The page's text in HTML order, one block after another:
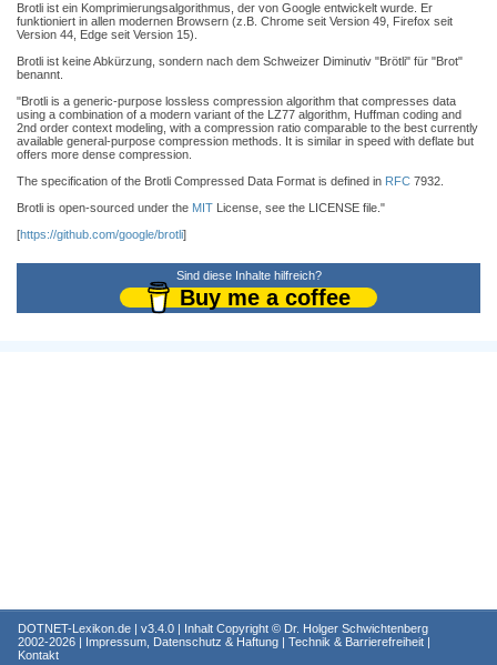
Brotli ist ein Komprimierungsalgorithmus, der von Google entwickelt wurde. Er
funktioniert in allen modernen Browsern (z.B. Chrome seit Version 49, Firefox seit
Version 44, Edge seit Version 15).
Brotli ist keine Abkürzung, sondern nach dem Schweizer Diminutiv "Brötli" für "Brot"
benannt.
"Brotli is a generic-purpose lossless compression algorithm that compresses data
using a combination of a modern variant of the LZ77 algorithm, Huffman coding and
2nd order context modeling, with a compression ratio comparable to the best currently
available general-purpose compression methods. It is similar in speed with deflate but
offers more dense compression.
The specification of the Brotli Compressed Data Format is defined in RFC 7932.
Brotli is open-sourced under the MIT License, see the LICENSE file."
[https://github.com/google/brotli]
Sind diese Inhalte hilfreich?
Buy me a coffee
DOTNET-Lexikon.de | v3.4.0 | Inhalt Copyright © Dr. Holger Schwichtenberg
2002-2026 | Impressum, Datenschutz & Haftung | Technik & Barrierefreiheit |
Kontakt